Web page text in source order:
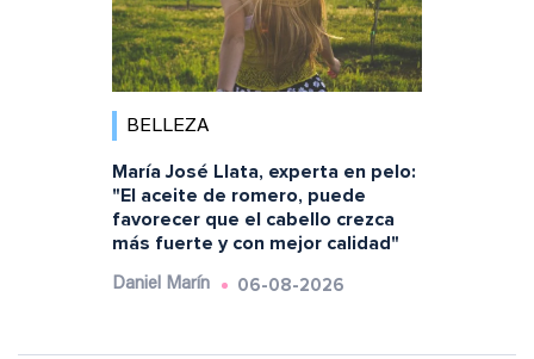
BELLEZA
María José Llata, experta en pelo:
"El aceite de romero, puede
favorecer que el cabello crezca
más fuerte y con mejor calidad"
Daniel Marín 06-08-2026